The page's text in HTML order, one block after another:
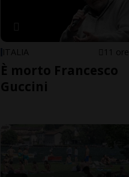
ITALIA 11 ore
È morto Francesco
Guccini